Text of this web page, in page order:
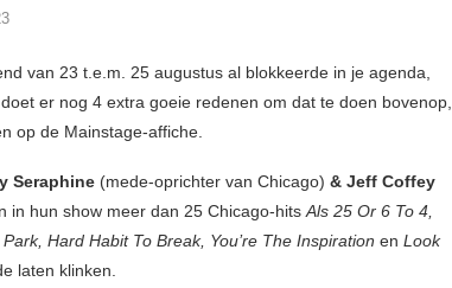
van 23 t.e.m. 25 augustus al blokkeerde in je agenda,
er nog 4 extra goeie redenen om dat te doen bovenop,
op de Mainstage-affiche.
Seraphine (mede-oprichter van Chicago) & Jeff Coffey
in hun show meer dan 25 Chicago-hitsAls 25 Or 6 To 4,
Hard Habit To Break, You’re The Inspiration en Look
laten klinken.